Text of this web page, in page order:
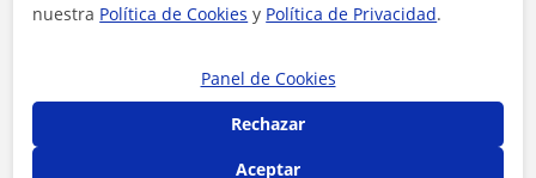
Al hacer clic, aceptas nuestro aviso legaly de
nuestra Política de Cookies y Política de Privacidad.
Panel de Cookies
Rechazar
Aceptar